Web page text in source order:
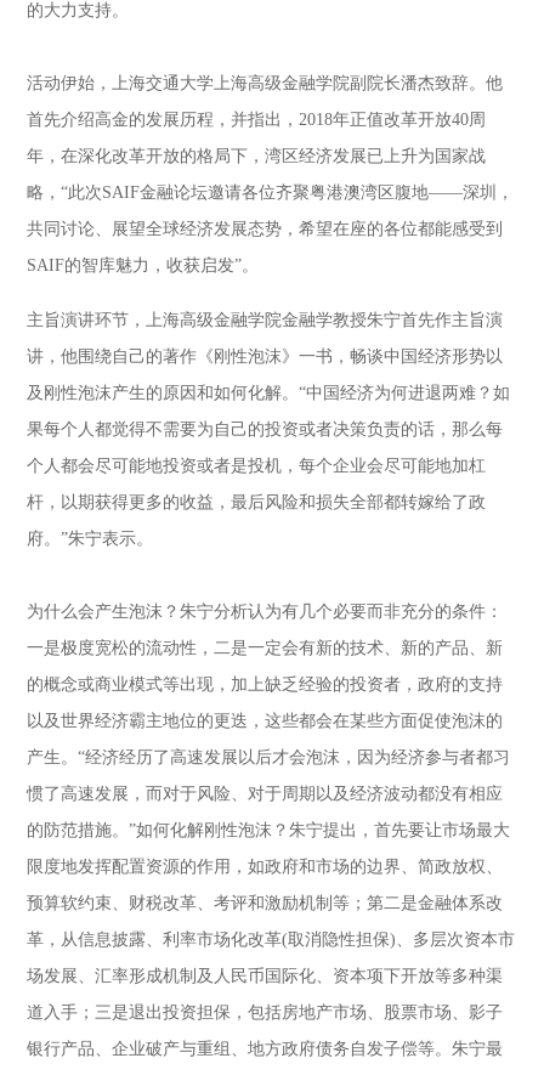
的大力支持。
活动伊始，上海交通大学上海高级金融学院副院长潘杰致辞。他
首先介绍高金的发展历程，并指出，2018年正值改革开放40周
年，在深化改革开放的格局下，湾区经济发展已上升为国家战
略，“此次SAIF金融论坛邀请各位齐聚粤港澳湾区腹地——深圳，
共同讨论、展望全球经济发展态势，希望在座的各位都能感受到
SAIF的智库魅力，收获启发”。
主旨演讲环节，上海高级金融学院金融学教授朱宁首先作主旨演
讲，他围绕自己的著作《刚性泡沫》一书，畅谈中国经济形势以
及刚性泡沫产生的原因和如何化解。“中国经济为何进退两难？如
果每个人都觉得不需要为自己的投资或者决策负责的话，那么每
个人都会尽可能地投资或者是投机，每个企业会尽可能地加杠
杆，以期获得更多的收益，最后风险和损失全部都转嫁给了政
府。”朱宁表示。
为什么会产生泡沫？朱宁分析认为有几个必要而非充分的条件：
一是极度宽松的流动性，二是一定会有新的技术、新的产品、新
的概念或商业模式等出现，加上缺乏经验的投资者，政府的支持
以及世界经济霸主地位的更迭，这些都会在某些方面促使泡沫的
产生。“经济经历了高速发展以后才会泡沫，因为经济参与者都习
惯了高速发展，而对于风险、对于周期以及经济波动都没有相应
的防范措施。”如何化解刚性泡沫？朱宁提出，首先要让市场最大
限度地发挥配置资源的作用，如政府和市场的边界、简政放权、
预算软约束、财税改革、考评和激励机制等；第二是金融体系改
革，从信息披露、利率市场化改革(取消隐性担保)、多层次资本市
场发展、汇率形成机制及人民币国际化、资本项下开放等多种渠
道入手；三是退出投资担保，包括房地产市场、股票市场、影子
银行产品、企业破产与重组、地方政府债务自发子偿等。朱宁最